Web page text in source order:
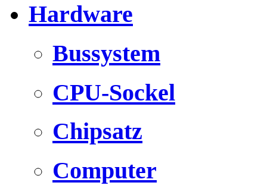
Hardware
Bussystem
CPU-Sockel
Chipsatz
Computer